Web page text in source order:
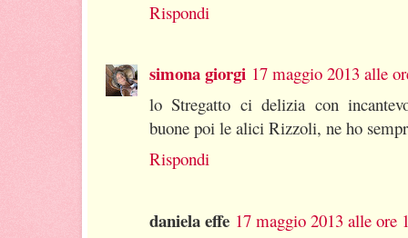
Rispondi
simona giorgi 17 maggio 2013 alle
lo Stregatto ci delizia con
buone poi le alici Rizzoli, ne ho
Rispondi
daniela effe 17 maggio 2013 alle ore